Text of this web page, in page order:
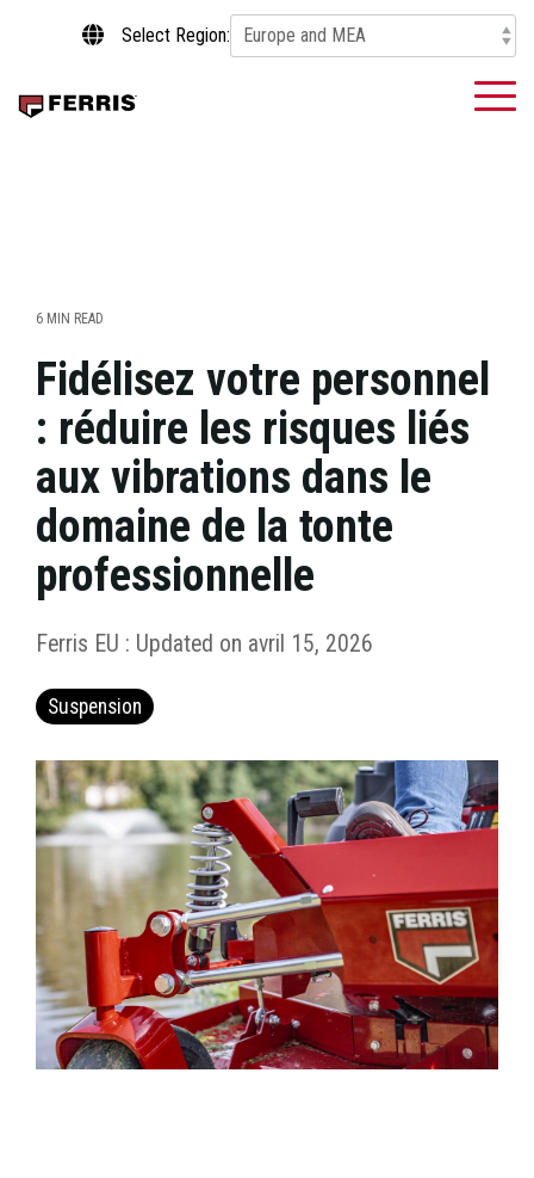
main
Select Region:
6 MIN READ
Fidélisez votre personnel
: réduire les risques liés
aux vibrations dans le
domaine de la tonte
professionnelle
Ferris EU : Updated on avril 15, 2026
Suspension